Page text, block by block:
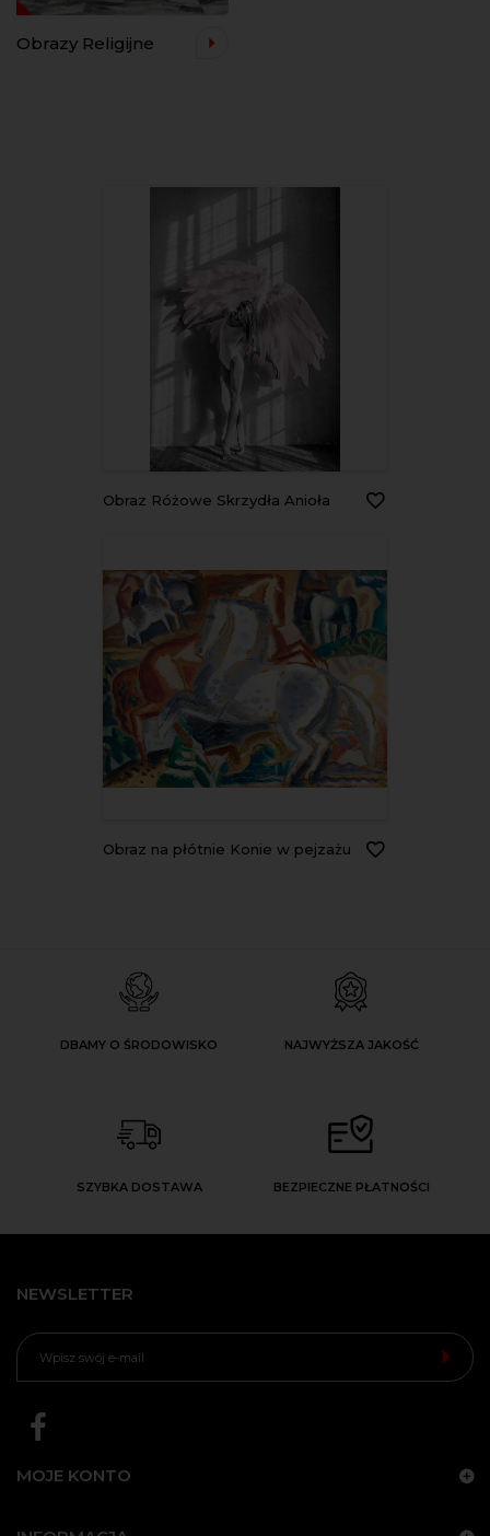
Obrazy Religijne
Obraz Różowe Skrzydła Anioła
Obraz na płótnie Konie w pejzażu
DBAMY O ŚRODOWISKO NAJWYŻSZA JAKOŚĆ
SZYBKA DOSTAWA BEZPIECZNE PŁATNOŚCI
NEWSLETTER
MOJE KONTO